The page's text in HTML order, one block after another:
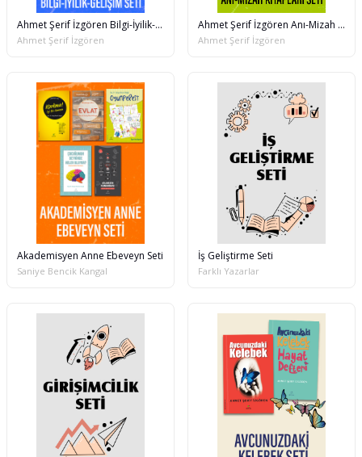
Ahmet Şerif İzgören Bilgi-İyilik-Gelişim Seti
Ahmet Şerif İzgören
Ahmet Şerif İzgören Anı-Mizah Kitapları Seti
Ahmet Şerif İzgören
Akademisyen Anne Ebeveyn Seti
Saniye Bencik Kangal
İş Geliştirme Seti
Farklı Yazarlar